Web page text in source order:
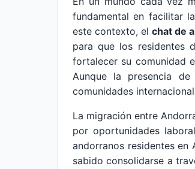
fundamental en facilitar
este contexto, el chat de
para que los residentes
fortalecer su comunidad
Aunque la presencia
comunidades
La migración entre
por oportunidades
andorranos residentes en
sabido consolidarse a